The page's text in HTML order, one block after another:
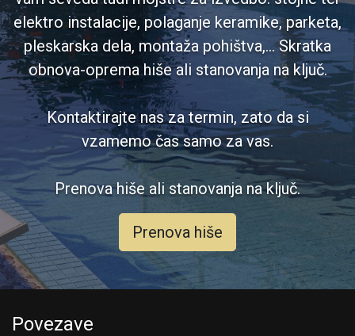
elektro instalacije, polaganje keramike, parketa,
pleskarska dela, montaža pohištva,... Skratka
obnova-oprema hiše ali stanovanja na ključ.
Kontaktirajte nas za termin, zato da si
vzamemo čas samo za vas.
Prenova hiše ali stanovanja na ključ.
Prenova hiše
Povezave